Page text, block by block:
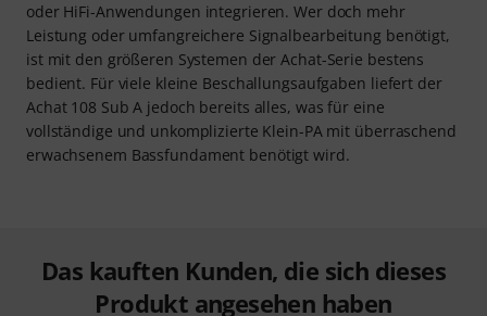
oder HiFi-Anwendungen integrieren. Wer doch mehr
Leistung oder umfangreichere Signalbearbeitung benötigt,
ist mit den größeren Systemen der Achat-Serie bestens
bedient. Für viele kleine Beschallungsaufgaben liefert der
Achat 108 Sub A jedoch bereits alles, was für eine
vollständige und unkomplizierte Klein-PA mit überraschend
erwachsenem Bassfundament benötigt wird.
Das kauften Kunden, die sich dieses
Produkt angesehen haben